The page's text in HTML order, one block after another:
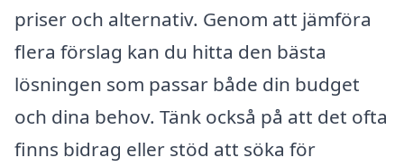
priser och alternativ. Genom att jämföra
flera förslag kan du hitta den bästa
lösningen som passar både din budget
och dina behov. Tänk också på att det ofta
finns bidrag eller stöd att söka för